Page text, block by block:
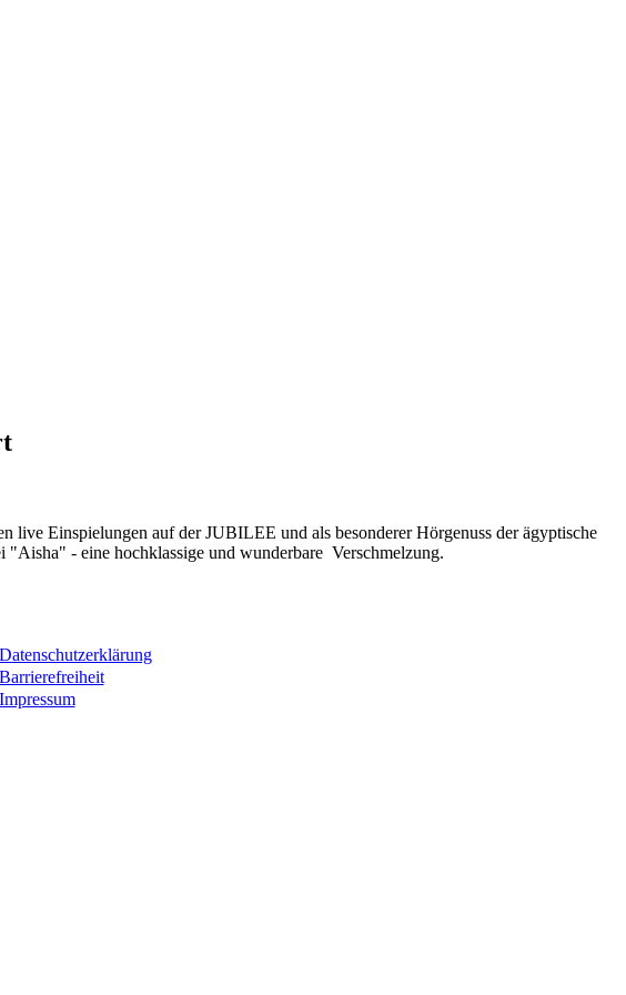
live Einspielungen auf der JUBILEE und als besonderer Hörgenuss der ägyptische
"Aisha" - eine hochklassige und wunderbare Verschmelzung.
Datenschutzerklärung
Barrierefreiheit
Impressum